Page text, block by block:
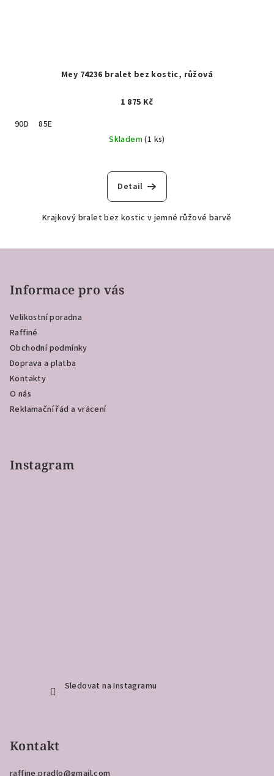
Mey 74236 bralet bez kostic, růžová
1 875 Kč
90D
85E
Skladem(1 ks)
Detail
Krajkový bralet bez kostic v jemné růžové barvě
Informace pro vás
Velikostní poradna
Raffiné
Obchodní podmínky
Doprava a platba
Kontakty
O nás
Reklamační řád a vrácení
Instagram
Sledovat na Instagramu
Kontakt
raffine.pradlo@gmail.com